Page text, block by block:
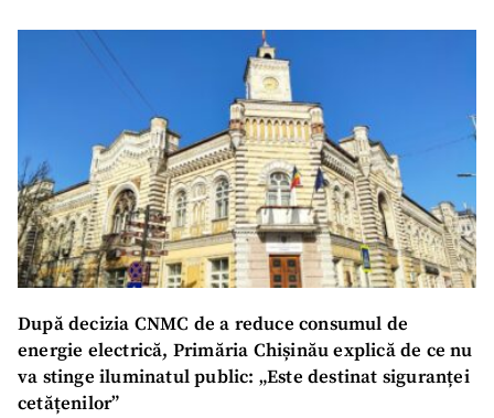
După decizia CNMC de a reduce consumul de
energie electrică, Primăria Chișinău explică de ce nu
va stinge iluminatul public: „Este destinat siguranței
cetățenilor”